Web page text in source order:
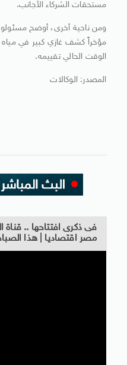
مستحقات الشركاء الأجانب.
ومن ناحية أخرى، أوضح
مؤخراً كشف غازي كبير في مياه
الوقت الحالي تقييمه.
المصدر: الوكالات
فى ذكرى افتتاحها .. قناة
مصر اقتصاديا | هذا